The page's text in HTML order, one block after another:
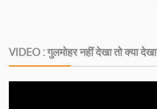
VIDEO : गुलमोहर नहीं देखा तो क्या देखा